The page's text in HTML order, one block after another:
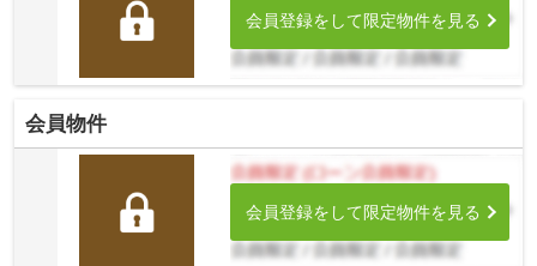
会員登録をして限定物件を見る
会員物件
会員登録をして限定物件を見る